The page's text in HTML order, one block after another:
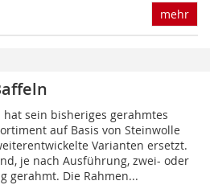
mehr
hat sein bisheriges gerahmtes
auf Basis von Steinwolle
Varianten ersetzt.
je nach Ausführung, zwei- oder
gerahmt. Die Rahmen...